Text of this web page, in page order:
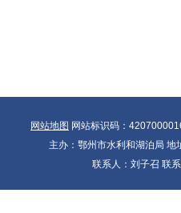
网站地图 网站标识码：
主办：鄂州市水利和湖泊局
联系人：刘子召 联